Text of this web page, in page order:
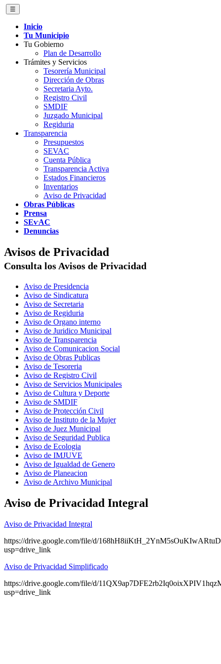
☰
Inicio
Tu Municipio
Tu Gobierno
Plan de Desarrollo
Trámites y Servicios
Tesorería Municipal
Dirección de Obras
Secretaria Ayto.
Registro Civil
SMDIF
Juzgado Municipal
Regiduria
Transparencia
Presupuestos
SEVAC
Cuenta Pública
Transparencia Activa
Estados Financieros
Inventarios
Aviso de Privacidad
Obras Públicas
Prensa
SEⱱAC
Denuncias
Avisos de Privacidad
Consulta los Avisos de Privacidad
Aviso de Presidencia
Aviso de Sindicatura
Aviso de Secretaria
Aviso de Regiduria
Aviso de Organo interno
Aviso de Juridico Municipal
Aviso de Transparencia
Aviso de Comunicacion Social
Aviso de Obras Publicas
Aviso de Tesoreria
Aviso de Registro Civil
Aviso de Servicios Municipales
Aviso de Cultura y Deporte
Aviso de SMDIF
Aviso de Protección Civil
Aviso de Instituto de la Mujer
Aviso de Juez Municipal
Aviso de Seguridad Publica
Aviso de Ecologia
Aviso de IMJUVE
Aviso de Igualdad de Genero
Aviso de Planeacion
Aviso de Archivo Municipal
Aviso de Privacidad Integral
Aviso de Privacidad Integral
https://drive.google.com/file/d/
usp=drive_link
Aviso de Privacidad Simplificado
https://drive.google.com/file/d/
usp=drive_link